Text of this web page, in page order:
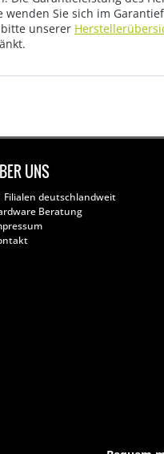
Sie sich im
unserer
UNS
Filialen deutschlandweit
Beratung